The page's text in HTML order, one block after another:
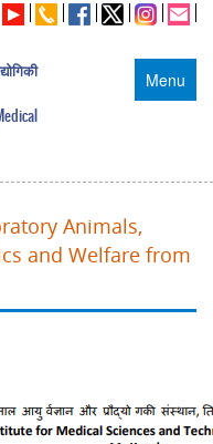
Menu
Animals,
and Welfare from